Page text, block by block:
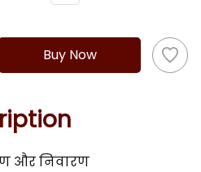
Buy Now
और निवारण